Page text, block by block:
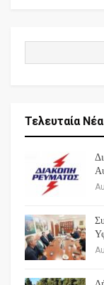
Τελευταία Νέα